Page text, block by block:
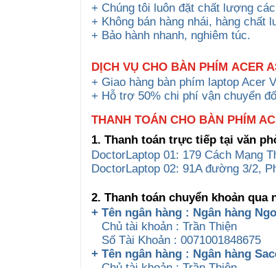
+ Chúng tôi luôn đặt chất lượng
+ Không bán hàng nhái, hàng
+ Bảo hành nhanh, nghiêm túc.
DỊCH VỤ CHO BÀN PHÍM ACER
+ Giao hàng bàn phím laptop Acer
+ Hỗ trợ 50% chi phí vận chuyển
THANH TOÁN CHO BÀN PHÍM
1. Thanh toán trực tiếp tại văn
DoctorLaptop 01: 179 Cách Mạng
DoctorLaptop 02: 91A đường 3/2,
2. Thanh toán chuyển khoản qua
+ Tên ngân hàng : Ngân hàng
Chủ tài khoản : Trần Thiện
Số Tài Khoản : 0071001848675
+ Tên ngân hàng : Ngân hàng